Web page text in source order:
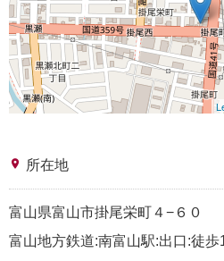
place 所在地
富山県富山市掛尾栄町４−６０
富山地方鉄道:南富山駅:出口:徒歩